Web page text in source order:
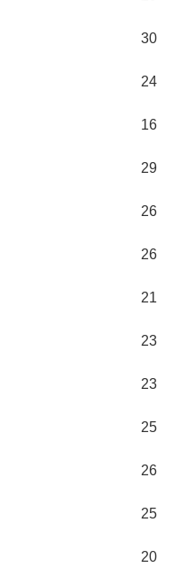
30
24
16
29
26
26
21
23
23
25
26
25
20